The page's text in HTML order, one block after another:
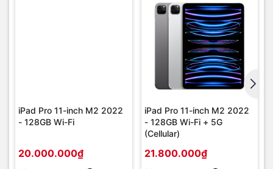
nhờ số chi tiết cực lớn mà thiết bị có thể thu lại.
iPad Pro 11-inch M2 2022
- 128GB Wi-Fi
20.000.000₫
iPad Pro 11-inch M2 2022
- 128GB Wi-Fi + 5G
(Cellular)
21.800.000₫